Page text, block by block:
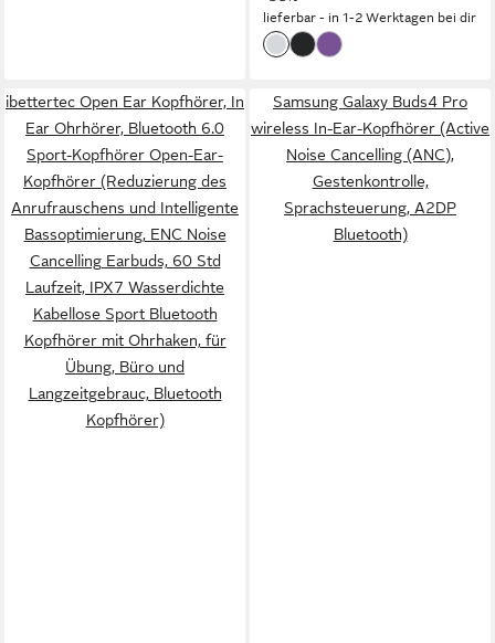
lieferbar - in 1-2 Werktagen bei dir
ibettertec Open Ear Kopfhörer, In
Ear Ohrhörer, Bluetooth 6.0
Sport-Kopfhörer Open-Ear-
Kopfhörer (Reduzierung des
Anrufrauschens und Intelligente
Bassoptimierung, ENC Noise
Cancelling Earbuds, 60 Std
Laufzeit, IPX7 Wasserdichte
Kabellose Sport Bluetooth
Kopfhörer mit Ohrhaken, für
Übung, Büro und
Langzeitgebrauc, Bluetooth
Kopfhörer)
Samsung Galaxy Buds4 Pro
wireless In-Ear-Kopfhörer (Active
Noise Cancelling (ANC),
Gestenkontrolle,
Sprachsteuerung, A2DP
Bluetooth)